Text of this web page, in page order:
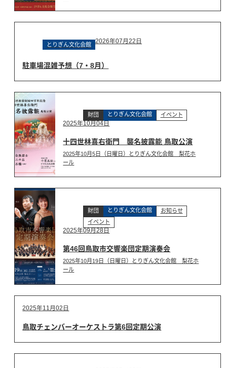
とりぎん文化会館 2026年07月22日
駐車場混雑予想（7・8月）
財団 とりぎん文化会館 イベント
2025年10月04日
十四世林喜右衛門 襲名披露能 鳥取公演
2025年10月5日（日曜日）とりぎん文化会館 梨花ホ
ール
財団 とりぎん文化会館
お知らせ
イベント
2025年09月28日
第46回鳥取市交響楽団定期演奏会
2025年10月19日（日曜日）とりぎん文化会館 梨花ホ
ール
2025年11月02日
鳥取チェンバーオーケストラ第6回定期公演